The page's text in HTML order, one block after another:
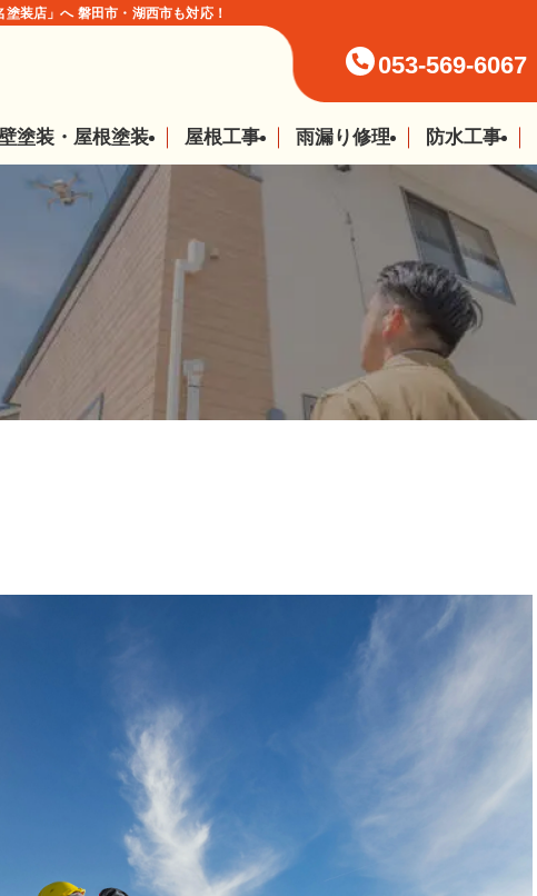
装店」へ 磐田市・湖西市も対応！
塗装・屋根塗装 屋根工事 雨漏り修理 防水工事
053-569-6067